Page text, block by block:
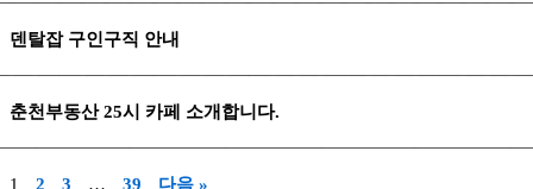
덴탈잡 구인구직 안내
춘천부동산 25시 카페 소개합니다.
1 2 3 … 39 다음 »